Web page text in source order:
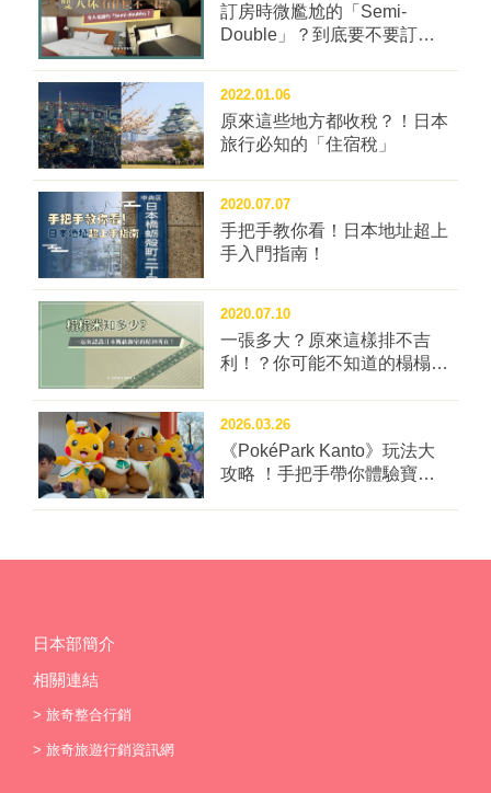
訂房時微尷尬的「Semi-
Double」？到底要不要訂這
2022.01.06
原來這些地方都收稅？！日本
旅行必知的「住宿稅」
2020.07.07
手把手教你看！日本地址超上
手入門指南！
2020.07.10
一張多大？原來這樣排不吉
利！？你可能不知道的榻榻米
2026.03.26
《PokéPark Kanto》玩法大
攻略 ！手把手帶你體驗寶可
日本部簡介
相關連結
> 旅奇整合行銷
> 旅奇旅遊行銷資訊網